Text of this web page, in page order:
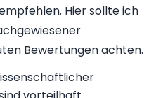
Hier sollte ich
Bewertungen achten.